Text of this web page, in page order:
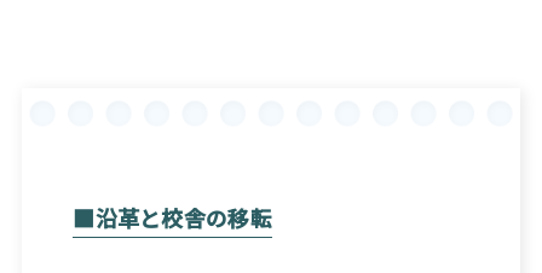
■沿革と校舎の移転